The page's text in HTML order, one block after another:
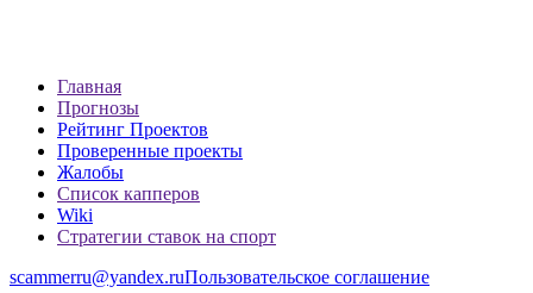
Главная
Прогнозы
Рейтинг Проектов
Проверенные проекты
Жалобы
Список капперов
Wiki
Стратегии ставок на спорт
scammerru@yandex.ruПользовательское соглашение